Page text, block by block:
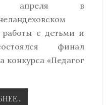
апреля в
с детьми и
финал
конкурса «Педагог